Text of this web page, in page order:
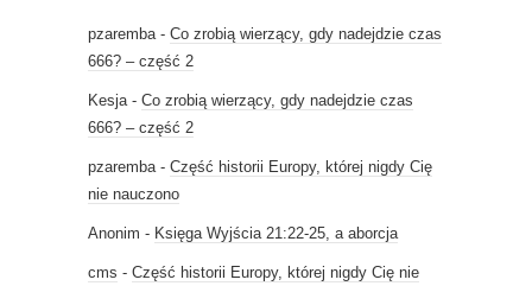
pzaremba- Co zrobią wierzący, gdy nadejdzie czas
666? – część 2
Kesja- Co zrobią wierzący, gdy nadejdzie czas
666? – część 2
pzaremba- Część historii Europy, której nigdy Cię
nie nauczono
Anonim - Księga Wyjścia 21:22-25, a aborcja
cms - Część historii Europy, której nigdy Cię nie